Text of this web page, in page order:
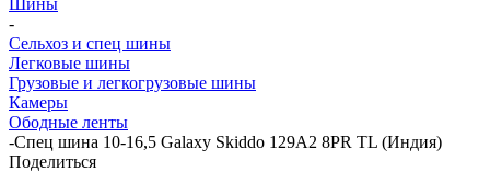
-
Сельхоз и спец шины
Легковые шины
Грузовые и легкогрузовые шины
Камеры
Ободные ленты
-Спец шина 10-16,5 Galaxy Skiddo 129A2 8PR TL (Индия)
Поделиться